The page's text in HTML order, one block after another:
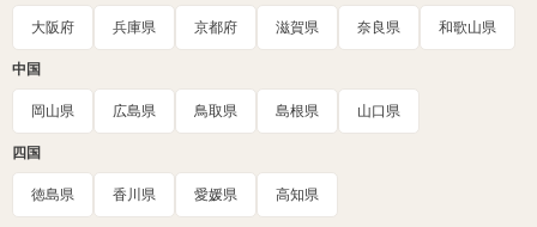
大阪府 兵庫県 京都府 滋賀県 奈良県 和歌山県
中国
岡山県 広島県 鳥取県 島根県 山口県
四国
徳島県 香川県 愛媛県 高知県